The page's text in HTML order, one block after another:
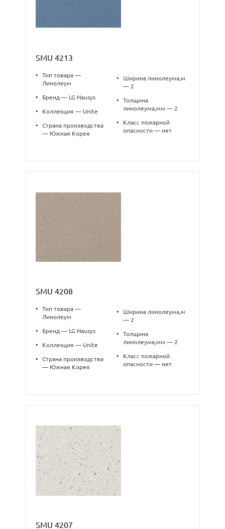
SMU 4213
•
Тип товара —
Линолеум
• Бренд — LG Hausys
• Коллекция — Unite
•
Страна производства
— Южная Корея
•
Ширина линолеума,м
— 2
•
Толщина
линолеума,мм — 2
•
Класс пожарной
опасности — нет
SMU 4208
•
Тип товара —
Линолеум
• Бренд — LG Hausys
• Коллекция — Unite
•
Страна производства
— Южная Корея
•
Ширина линолеума,м
— 2
•
Толщина
линолеума,мм — 2
•
Класс пожарной
опасности — нет
SMU 4207